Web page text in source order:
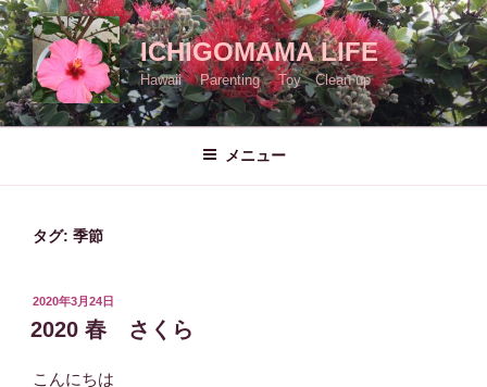
コ
ン
テ
ン
ツ
ICHIGOMAMA LIFE
Hawaii Parenting Toy Clean up
メニュー
タグ: 季節
投
稿
日:
2020年3月24日
2020 春 さくら
こんにちは